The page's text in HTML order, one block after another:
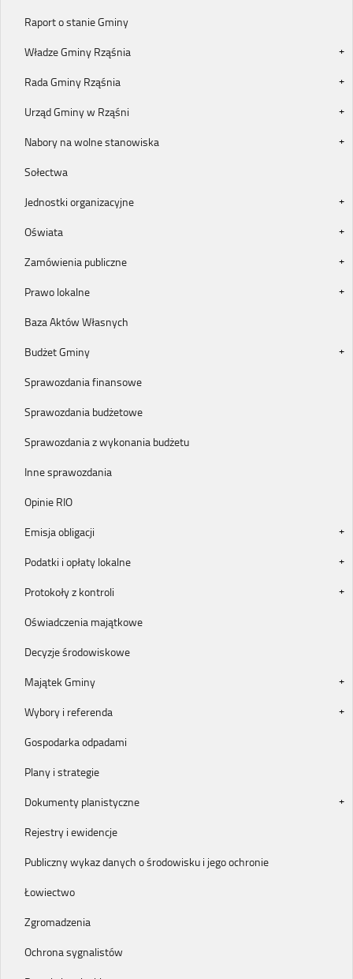
Raport o stanie Gminy
Władze Gminy Rząśnia
Rada Gminy Rząśnia
Urząd Gminy w Rząśni
Nabory na wolne stanowiska
Sołectwa
Jednostki organizacyjne
Oświata
Zamówienia publiczne
Prawo lokalne
Baza Aktów Własnych
Budżet Gminy
Sprawozdania finansowe
Sprawozdania budżetowe
Sprawozdania z wykonania budżetu
Inne sprawozdania
Opinie RIO
Emisja obligacji
Podatki i opłaty lokalne
Protokoły z kontroli
Oświadczenia majątkowe
Decyzje środowiskowe
Majątek Gminy
Wybory i referenda
Gospodarka odpadami
Plany i strategie
Dokumenty planistyczne
Rejestry i ewidencje
Publiczny wykaz danych o środowisku i jego ochronie
Łowiectwo
Zgromadzenia
Ochrona sygnalistów